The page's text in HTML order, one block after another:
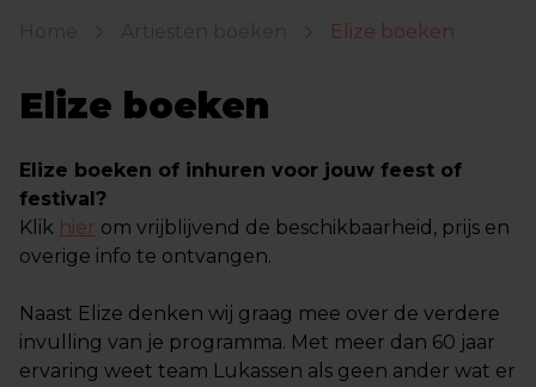
Elize boeken
Elize boeken
Elize boeken of inhuren voor jouw feest of
festival?
Klik hier om vrijblijvend de beschikbaarheid, prijs en
overige info te ontvangen.
Naast Elize denken wij graag mee over de verdere
invulling van je programma. Met meer dan 60 jaar
ervaring weet team Lukassen als geen ander wat er